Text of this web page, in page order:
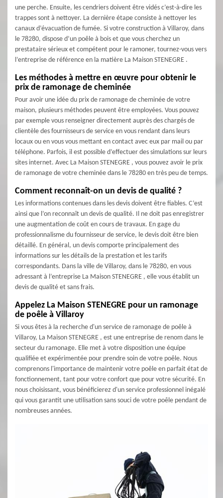
une perche. Ensuite, les cendriers doivent être vidés c’est-à-dire les
trappes sont à nettoyer. La dernière étape consiste à nettoyer les
canaux d’évacuation de fumée. Si votre construction à Villaroy, dans
le 78280, dispose d’un poêle à bois et que vous cherchez un
prestataire sérieux et compétent pour le ramoner, tournez-vous vers
l’entreprise de référence en la matière La Maison STENEGRE .
Les méthodes à mettre en œuvre pour obtenir le
prix de ramonage de cheminée
Pour avoir une idée du prix de ramonage de cheminée de votre
maison, plusieurs méthodes peuvent être employées. Vous pouvez
par exemple vous renseigner directement auprès des chargés de
clientèle des fournisseurs de service en vous rendant dans leurs
locaux ou en vous vous mettant en contact avec eux par mail ou par
téléphone. Parfois, il est possible d’effectuer des simulations sur leurs
sites internet. Avec La Maison STENEGRE , vous pouvez avoir le prix
de ramonage de votre cheminée dans le 78280 en très peu de temps.
Comment reconnaît-on un devis de qualité ?
Les informations contenues dans les devis doivent être fiables. C’est
ainsi que l’on reconnaît un devis de qualité. Il ne doit pas enregistrer
une augmentation de coût en cours de travaux. En gage du
professionnalisme du fournisseur de service, le devis doit être bien
détaillé. En général, un devis comporte principalement des
informations sur les détails de la prestation et les tarifs
correspondants. Dans la ville de Villaroy, dans le 78280, en vous
adressant à l’entreprise La Maison STENEGRE , elle vous établit un
devis de qualité et sans frais.
Appelez La Maison STENEGRE pour un ramonage
de poêle à Villaroy
Si vous êtes à la recherche d'un service de ramonage de poêle à
Villaroy, La Maison STENEGRE , est une entreprise de renom dans le
secteur du ramonage. Elle met à votre disposition une équipe
qualifiée et expérimentée pour prendre soin de votre poêle. Nous
comprenons l'importance de maintenir votre poêle en parfait état de
fonctionnement, tant pour votre confort que pour votre sécurité. En
nous choisissant, vous bénéficierez d'un service professionnel inégalé
qui vous garantit une utilisation sans souci de votre poêle pendant de
nombreuses années.